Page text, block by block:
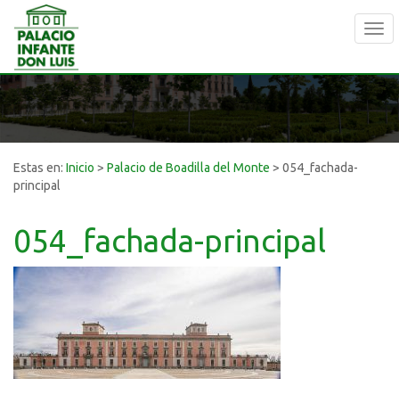
Estas en: Inicio > Palacio de Boadilla del Monte > 054_fachada-
principal
054_fachada-principal